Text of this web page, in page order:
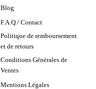
Blog
F.A.Q / Contact
Politique de remboursement
et de retours
Conditions Générales de
Ventes
Mentions Légales